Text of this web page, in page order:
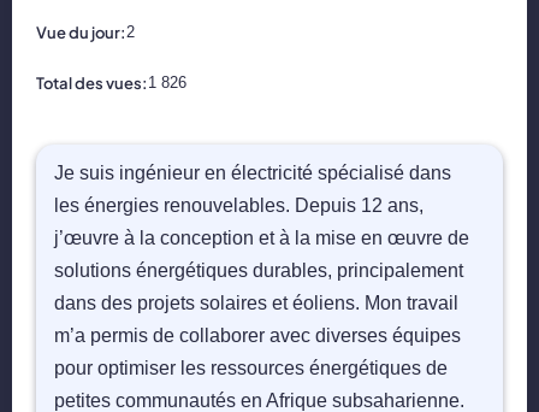
Vue du jour:2
Total des vues: 1 826
Je suis ingénieur en électricité spécialisé dans
les énergies renouvelables. Depuis 12 ans,
j’œuvre à la conception et à la mise en œuvre de
solutions énergétiques durables, principalement
dans des projets solaires et éoliens. Mon travail
m’a permis de collaborer avec diverses équipes
pour optimiser les ressources énergétiques de
petites communautés en Afrique subsaharienne.